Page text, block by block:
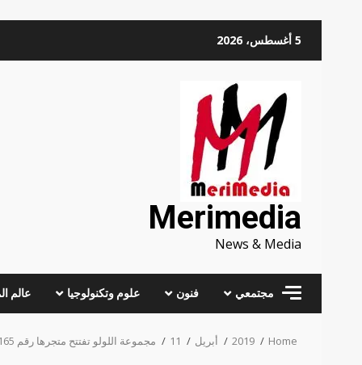
5 أغسطس، 2026
Merimedia
News & Media
مجتمعي فنون علوم وتكنولوجيا عالم
Home
2019 أبريل 11 مجموعة اللولو تفتتح متجرها رقم 165 في ووترفرونت ماركت بدبي